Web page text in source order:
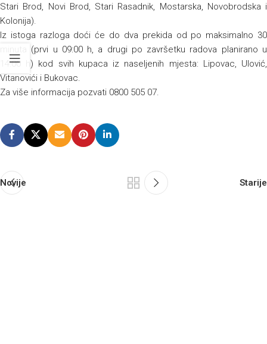
Stari Brod, Novi Brod, Stari Rasadnik, Mostarska, Novobrodska i
Kolonija).
Iz istoga razloga doći će do dva prekida od po maksimalno 30
minuta (prvi u 09:00 h, a drugi po završetku radova planirano u
14:00 h) kod svih kupaca iz naseljenih mjesta: Lipovac, Ulović,
Vitanovići i Bukovac.
Za više informacija pozvati 0800 505 07.
Novije Starije